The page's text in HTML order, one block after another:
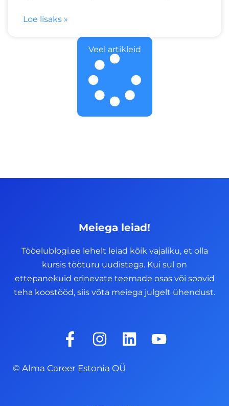
Loe lisaks »
Veel artikleid
Meiega leiad!
Tööelublogi.ee lehelt leiad kõik vajaliku, et olla
kursis tööturu uudistega. Kui sul on
ettepanekuid erinevate teemade osas või soovid
teha koostööd, siis võta meiega julgelt ühendust.
F
a
e
I
n
s
t
L
i
Y
o
© Alma Career Estonia OÜ